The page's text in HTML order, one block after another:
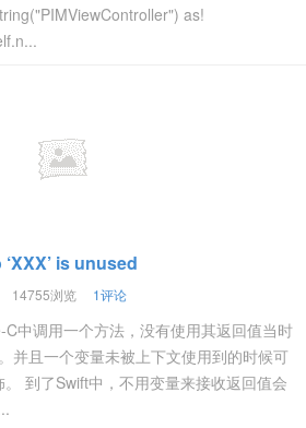
as!
is unused
14755浏览 1评论
中调用一个方法，没有使用其返回值当时
并且一个变量未被上下文使用到的时候可
到了Swift中，不用变量来接收返回值会